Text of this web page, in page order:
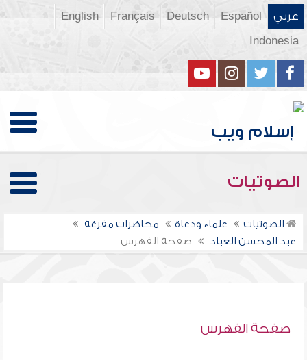
عربي Español
Deutsch
Français
English
Indonesia
الصوتيات
الصوتيات علماء ودعاة
محاضرات مفرغة
عبد المحسن العباد
صفحة الفهرس
صفحة الفهرس